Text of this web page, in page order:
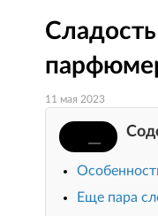
11 мая 2023
Еще пара